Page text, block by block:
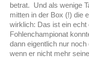
betrat. Und als wenige
mitten in der Box (!) die
wirklich: Das ist ein
Fohlenchampionat
dann eigentlich nur
wenn er nicht mehr